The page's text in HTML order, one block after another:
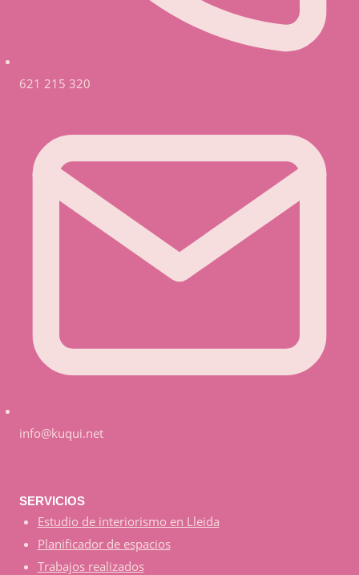
621 215 320
info@kuqui.net
SERVICIOS
Estudio de interiorismo en Lleida
Planificador de espacios
Trabajos realizados